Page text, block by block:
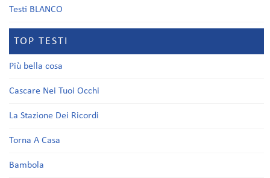
Testi BLANCO
TOP TESTI
Più bella cosa
Cascare Nei Tuoi Occhi
La Stazione Dei Ricordi
Torna A Casa
Bambola